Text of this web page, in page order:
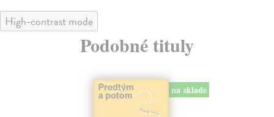
High-contrast mode
Podobné tituly